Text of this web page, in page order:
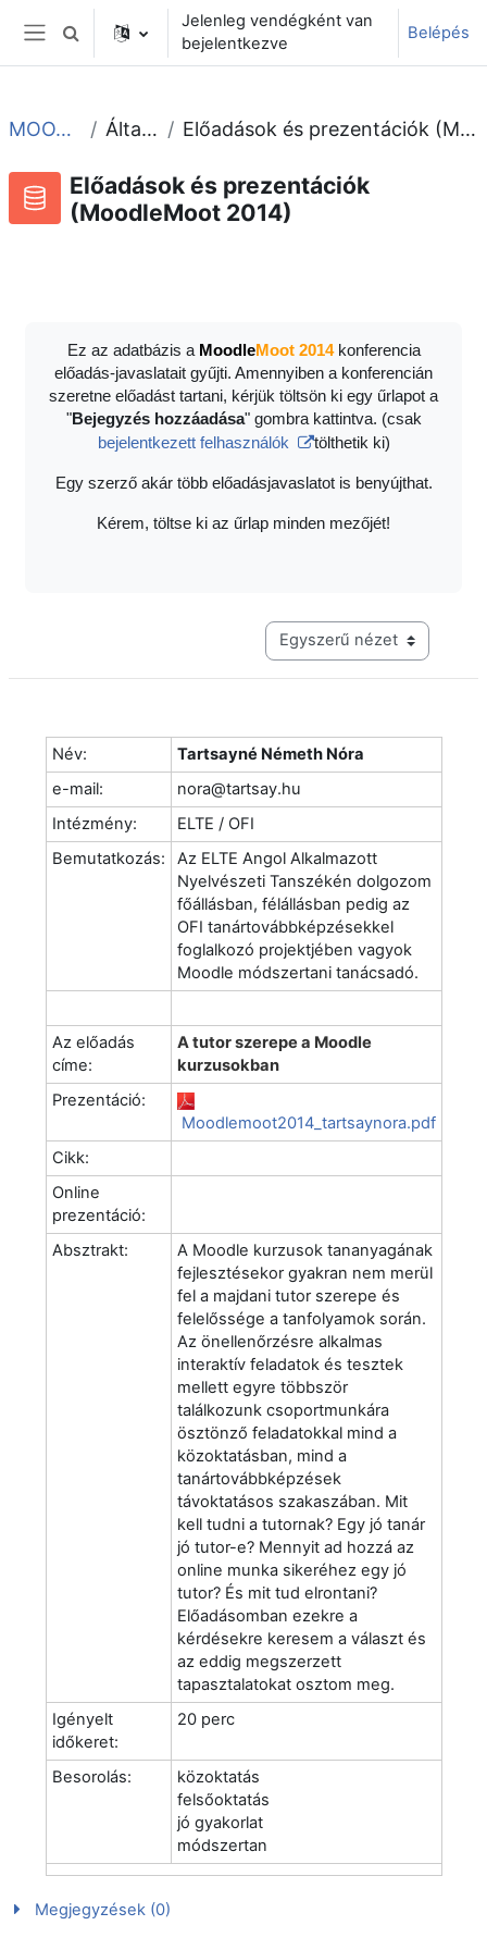
Tovább a fő tartalomhoz
Oldalpanel
Keresési bemeneti adatok váltása
Jelenleg vendégként van
bejelentkezve
Belépés
MOOT2014 Általános Előadások és prezentációk (MoodleMoot 2014)
Előadások és prezentációk
(MoodleMoot 2014)
Ez az adatbázis a MoodleMoot 2014konferencia
előadás-javaslatait gyűjti. Amennyiben a konferencián
szeretne előadást tartani, kérjük töltsön ki egy űrlapot a
"Bejegyzés hozzáadása" gombra kattintva. (csak
bejelentkezett felhasználók
tölthetik ki)
Egy szerző akár több előadásjavaslatot is benyújthat.
Kérem, töltse ki az űrlap minden mezőjét!
Harmadik szintű navigáció
Név:
Tartsayné Németh Nóra
e-mail:
nora@tartsay.hu
Intézmény:
ELTE / OFI
Bemutatkozás:
Az ELTE Angol Alkalmazott
Nyelvészeti Tanszékén dolgozom
főállásban, félállásban pedig az
OFI tanártovábbképzésekkel
foglalkozó projektjében vagyok
Moodle módszertani tanácsadó.
Az előadás
címe:
A tutor szerepe a Moodle
kurzusokban
Prezentáció:
Moodlemoot2014_tartsaynora.pdf
Cikk:
Online
prezentáció:
Absztrakt:
A Moodle kurzusok tananyagának
fejlesztésekor gyakran nem merül
fel a majdani tutor szerepe és
felelőssége a tanfolyamok során.
Az önellenőrzésre alkalmas
interaktív feladatok és tesztek
mellett egyre többször
találkozunk csoportmunkára
ösztönző feladatokkal mind a
közoktatásban, mind a
tanártovábbképzések
távoktatásos szakaszában. Mit
kell tudni a tutornak? Egy jó tanár
jó tutor-e? Mennyit ad hozzá az
online munka sikeréhez egy jó
tutor? És mit tud elrontani?
Előadásomban ezekre a
kérdésekre keresem a választ és
az eddig megszerzett
tapasztalatokat osztom meg.
Igényelt
időkeret:
20 perc
Besorolás:
közoktatás
felsőoktatás
jó gyakorlat
módszertan
Megjegyzések (0)